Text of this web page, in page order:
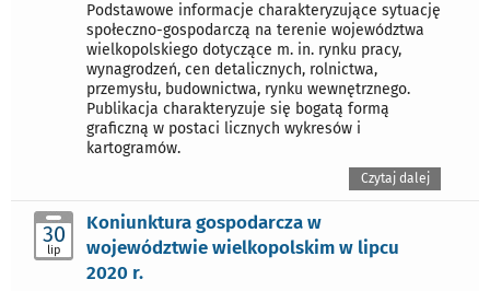
Podstawowe informacje charakteryzujące sytuację
społeczno-gospodarczą na terenie województwa
wielkopolskiego dotyczące m. in. rynku pracy,
wynagrodzeń, cen detalicznych, rolnictwa,
przemysłu, budownictwa, rynku wewnętrznego.
Publikacja charakteryzuje się bogatą formą
graficzną w postaci licznych wykresów i
kartogramów.
Czytaj dalej
30
lip
Koniunktura gospodarcza w
województwie wielkopolskim w lipcu
2020 r.